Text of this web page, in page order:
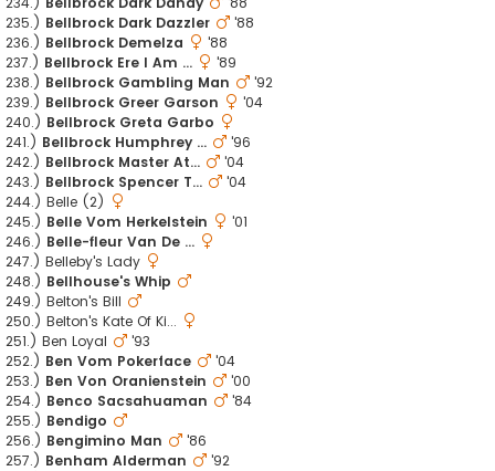
235.) Bellbrock Dark Dazzler
'88
236.) Bellbrock Demelza
'88
237.) Bellbrock Ere I Am ...
'89
238.) Bellbrock Gambling Man
'92
239.) Bellbrock Greer Garson
'04
240.) Bellbrock Greta Garbo
241.) Bellbrock Humphrey ...
'96
242.) Bellbrock Master At...
'04
243.) Bellbrock Spencer T...
'04
244.) Belle (2)
245.) Belle Vom Herkelstein
'01
246.) Belle-fleur Van De ...
247.) Belleby's Lady
248.) Bellhouse's Whip
249.) Belton's Bill
250.) Belton's Kate Of Ki...
251.) Ben Loyal
'93
252.) Ben Vom Pokerface
'04
253.) Ben Von Oranienstein
'00
254.) Benco Sacsahuaman
'84
255.) Bendigo
256.) Bengimino Man
'86
257.) Benham Alderman
'92